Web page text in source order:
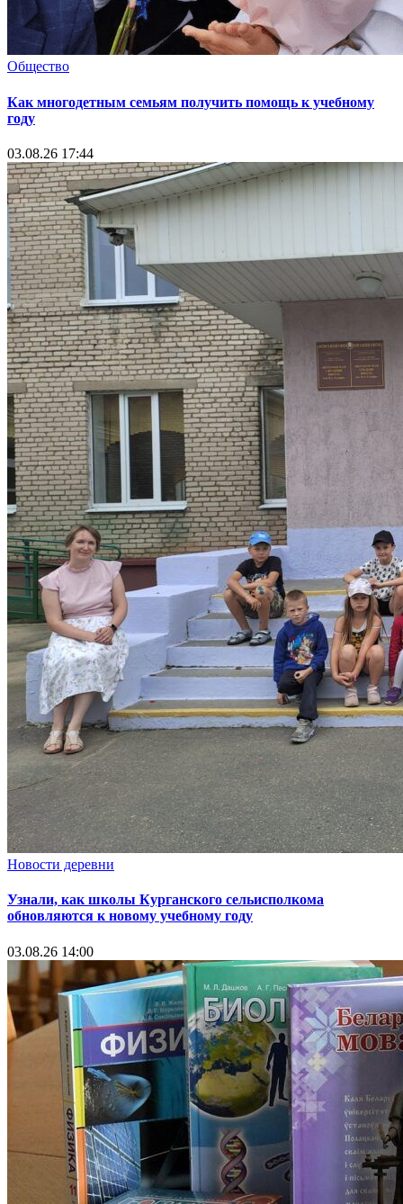
Общество
Как многодетным семьям получить помощь к учебному
году
03.08.26 17:44
Новости деревни
Узнали, как школы Курганского сельисполкома
обновляются к новому учебному году
03.08.26 14:00